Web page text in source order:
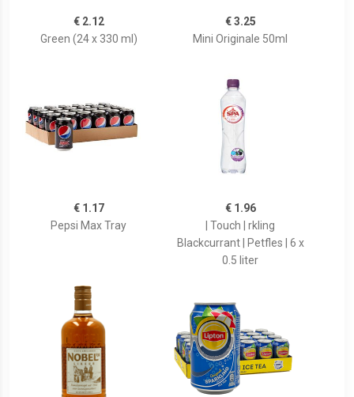
€ 2.12
Green (24 x 330 ml)
€ 3.25
Mini Originale 50ml
€ 1.17
Pepsi Max Tray
€ 1.96
| Touch | rkling
Blackcurrant | Petfles | 6 x
0.5 liter